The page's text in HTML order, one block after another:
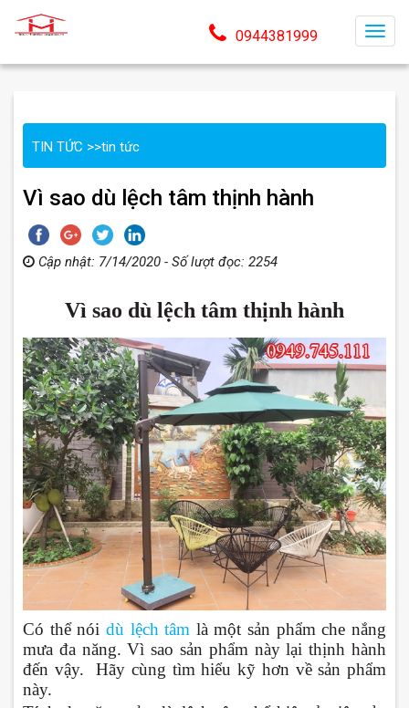
T
l
n
n
0944381999
TIN TỨC >>tin tức
Vì sao dù lệch tâm thịnh hành
Cập nhật: 7/14/2020 - Số lượt đọc: 2254
Vì sao dù lệch tâm thịnh hành
Có thể nói dù lệch tâm là một sản phẩm che nắng
mưa đa năng. Vì sao sản phẩm này lại thịnh hành
đến vậy.
Hãy cùng tìm hiểu kỹ hơn về sản phẩm
này.